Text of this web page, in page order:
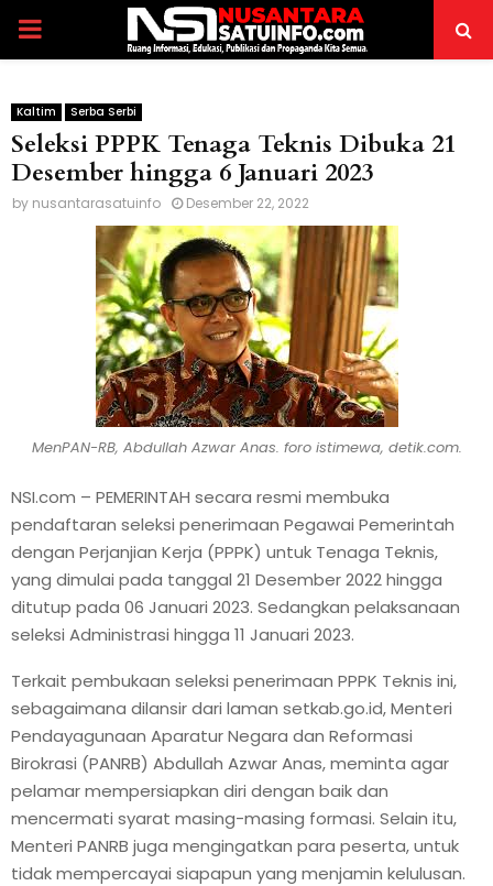
PRIMARY
Kaltim Serba Serbi
Seleksi PPPK Tenaga Teknis Dibuka 21
Desember hingga 6 Januari 2023
by nusantarasatuinfo Desember 22, 2022
MenPAN-RB, Abdullah Azwar Anas. foro istimewa, detik.com.
NSI.com – PEMERINTAH secara resmi membuka
pendaftaran seleksi penerimaan Pegawai Pemerintah
dengan Perjanjian Kerja (PPPK) untuk Tenaga Teknis,
yang dimulai pada tanggal 21 Desember 2022 hingga
ditutup pada 06 Januari 2023. Sedangkan pelaksanaan
seleksi Administrasi hingga 11 Januari 2023.
Terkait pembukaan seleksi penerimaan PPPK Teknis ini,
sebagaimana dilansir dari laman setkab.go.id, Menteri
Pendayagunaan Aparatur Negara dan Reformasi
Birokrasi (PANRB) Abdullah Azwar Anas, meminta agar
pelamar mempersiapkan diri dengan baik dan
mencermati syarat masing-masing formasi. Selain itu,
Menteri PANRB juga mengingatkan para peserta, untuk
tidak mempercayai siapapun yang menjamin kelulusan.